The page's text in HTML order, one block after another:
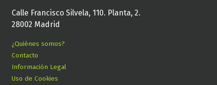
Calle Francisco Silvela, 110. Planta, 2.
28002 Madrid
¿Quiénes somos?
Contacto
Información Legal
Uso de Cookies